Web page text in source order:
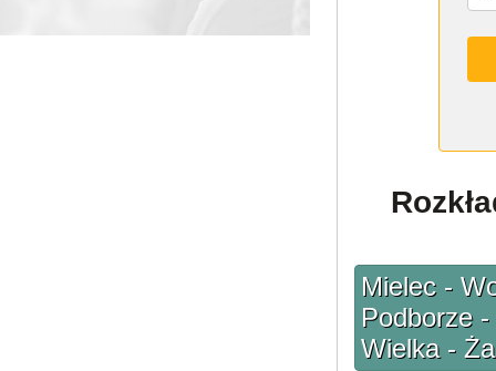
Mielec -
Podborze
Wielka -